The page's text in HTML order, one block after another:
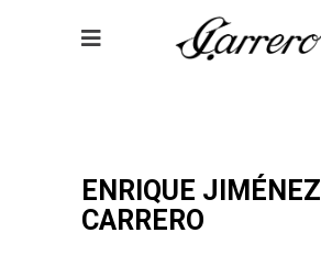
ENRIQUE JIMÉNEZ
CARRERO